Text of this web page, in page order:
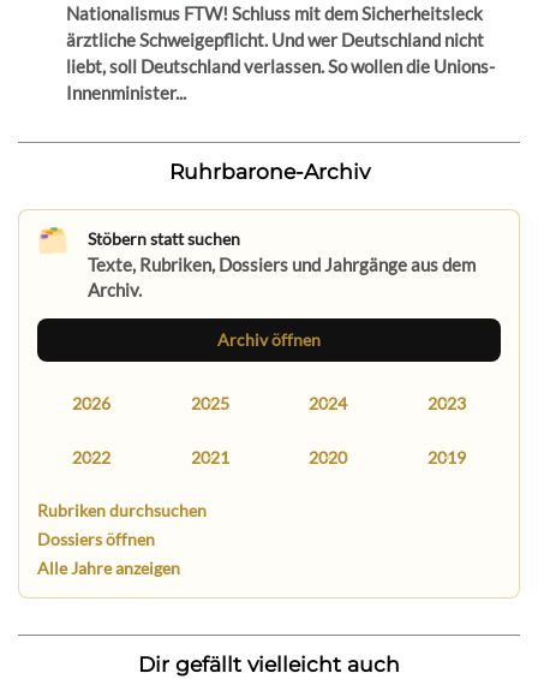
Nationalismus FTW! Schluss mit dem Sicherheitsleck
ärztliche Schweigepflicht. Und wer Deutschland nicht
liebt, soll Deutschland verlassen. So wollen die Unions-
Innenminister...
Ruhrbarone-Archiv
Stöbern statt suchen
Texte, Rubriken, Dossiers und Jahrgänge aus dem
Archiv.
Archiv öffnen
2026 2025 2024 2023
2022 2021 2020 2019
Rubriken durchsuchen
Dossiers öffnen
Alle Jahre anzeigen
Dir gefällt vielleicht auch